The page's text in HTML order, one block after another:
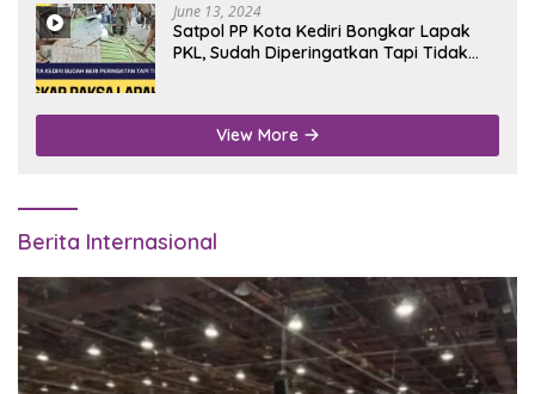
June 13, 2024
Satpol PP Kota Kediri Bongkar Lapak
PKL, Sudah Diperingatkan Tapi Tidak
View More
Berita Internasional